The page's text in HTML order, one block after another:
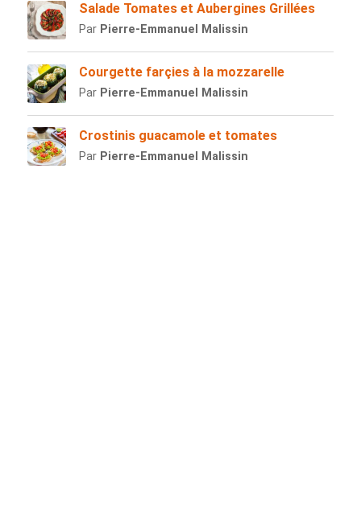
Salade Tomates et Aubergines Grillées
Par Pierre-Emmanuel Malissin
Courgette farçies à la mozzarelle
Par Pierre-Emmanuel Malissin
Crostinis guacamole et tomates
Par Pierre-Emmanuel Malissin